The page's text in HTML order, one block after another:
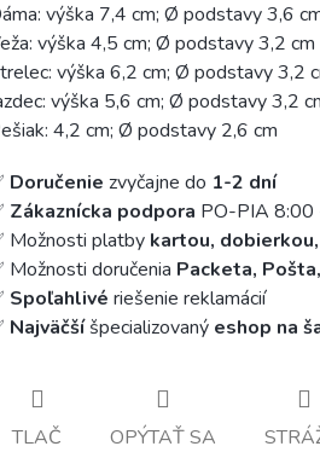
výška 7,4 cm; Ø podstavy 3,6
výška 4,5 cm; Ø podstavy 3,2 cm
výška 6,2 cm; Ø podstavy 3,2
výška 5,6 cm; Ø podstavy 3,2
4,2 cm; Ø podstavy 2,6 cm
Doručenie zvyčajne do 1-2 dní
Zákaznícka podpora PO-PIA
Možnosti platby kartou,
Možnosti doručenia Packeta,
Spoľahlivé riešenie reklamácií
Najväčšíšpecializovaný eshop na
TLAČ OPÝTAŤ SA